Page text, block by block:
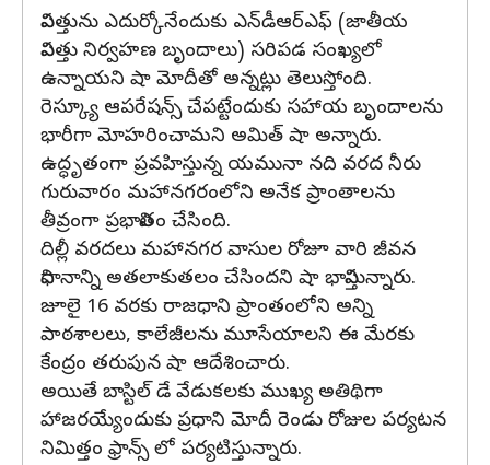
విపత్తును ఎదుర్కోనేందుకు ఎన్‌డీఆర్‌ఎఫ్ (జాతీయ
విపత్తు నిర్వహణ బృందాలు) సరిపడ సంఖ్యలో
ఉన్నాయని షా మోదీతో అన్నట్లు తెలుస్తోంది.
రెస్క్యూ ఆపరేషన్స్ చేపట్టేందుకు సహాయ బృందాలను
భారీగా మోహరించామని అమిత్ షా అన్నారు.
ఉద్ధృతంగా ప్రవహిస్తున్న యమునా నది వరద నీరు
గురువారం మహానగరంలోని అనేక ప్రాంతాలను
తీవ్రంగా ప్రభావితం చేసింది.
దిల్లీ వరదలు మహానగర వాసుల రోజూ వారి జీవన
విధానాన్ని అతలాకుతలం చేసిందని షా భావిస్తున్నారు.
జూలై 16 వరకు రాజధాని ప్రాంతంలోని అన్ని
పాఠశాలలు, కాలేజీలను మూసేయాలని ఈ మేరకు
కేంద్రం తరుపున షా ఆదేశించారు.
అయితే బాస్టిల్ డే వేడుకలకు ముఖ్య అతిథిగా
హాజరయ్యేందుకు ప్రధాని మోదీ రెండు రోజుల పర్యటన
నిమిత్తం ఫ్రాన్స్ లో పర్యటిస్తున్నారు.